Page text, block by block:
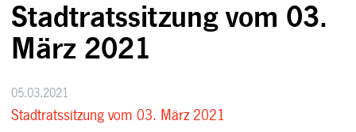
Stadtratssitzung vom 03.
März 2021
05.03.2021
Stadtratssitzung vom 03. März 2021